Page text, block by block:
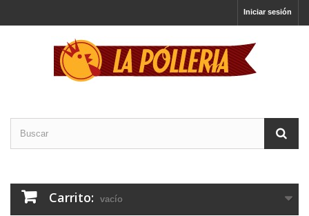
Iniciar sesión
Carrito: vacío